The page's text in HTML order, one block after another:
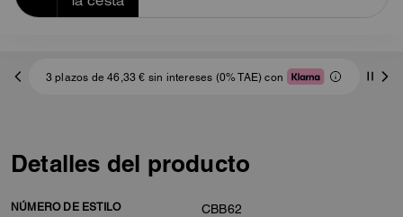
la cesta
3 plazos de 46,33 € sin intereses (0% TAE) con
Detalles del producto
NÚMERO DE ESTILO CBB62